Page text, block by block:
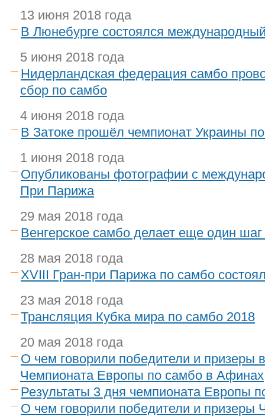
13 июня 2018 года
В Люнебурге состоялся
5 июня 2018 года
Нидерландская федерация самбо
сбор по самбо
4 июня 2018 года
В Затоке прошёл чемпионат Украины
1 июня 2018 года
Опубликованы фотографии с
При Парижа
29 мая 2018 года
Венгерское самбо делает еще один
28 мая 2018 года
XVIII Гран-при Парижа по самбо
23 мая 2018 года
Трансляция Кубка мира по самбо 2018
20 мая 2018 года
О чем говорили победители и призеры
Чемпионата Европы по самбо в Афинах
Результаты 3 дня чемпионата Европы
О чем говорили победители и призеры